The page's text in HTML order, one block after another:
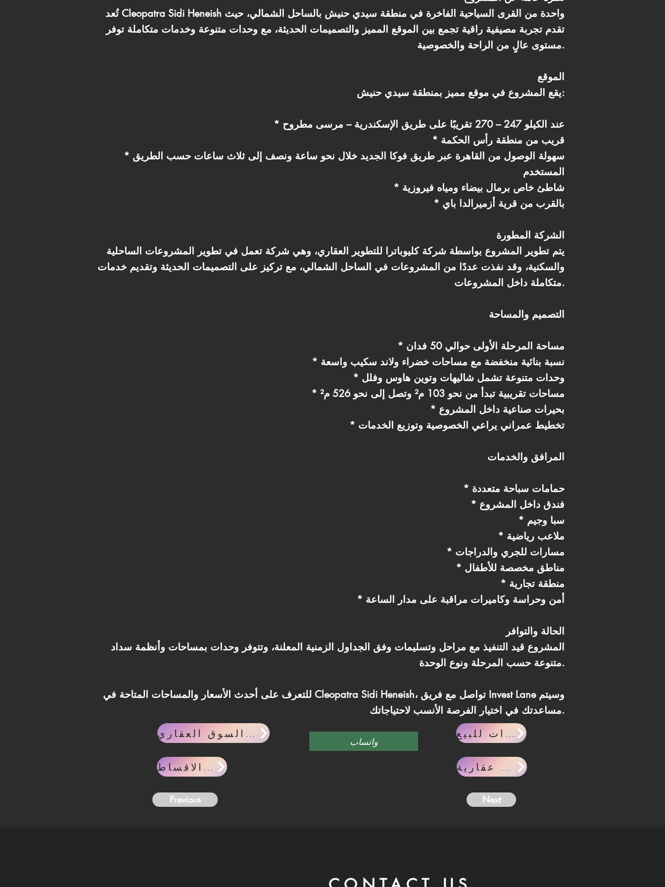
تُعد Cleopatra Sidi Heneish واحدة من القرى السياحية الفاخرة في منطقة سيدي حنيش بالساحل الشمالي، حيث
تقدم تجربة مصيفية راقية تجمع بين الموقع المميز والتصميمات الحديثة، مع وحدات متنوعة وخدمات متكاملة توفر
مستوى عالٍ من الراحة والخصوصية.
الموقع
يقع المشروع في موقع مميز بمنطقة سيدي حنيش:
* عند الكيلو 247 – 270 تقريبًا على طريق الإسكندرية – مرسى مطروح
* قريب من منطقة رأس الحكمة
* سهولة الوصول من القاهرة عبر طريق فوكا الجديد خلال نحو ساعة ونصف إلى ثلاث ساعات حسب الطريق
المستخدم
* شاطئ خاص برمال بيضاء ومياه فيروزية
* بالقرب من قرية أزميرالدا باي
الشركة المطورة
يتم تطوير المشروع بواسطة شركة كليوباترا للتطوير العقاري، وهي شركة تعمل في تطوير المشروعات الساحلية
والسكنية، وقد نفذت عددًا من المشروعات في الساحل الشمالي، مع تركيز على التصميمات الحديثة وتقديم خدمات
متكاملة داخل المشروعات.
التصميم والمساحة
* مساحة المرحلة الأولى حوالي 50 فدان
* نسبة بنائية منخفضة مع مساحات خضراء ولاند سكيب واسعة
* وحدات متنوعة تشمل شاليهات وتوين هاوس وفلل
* مساحات تقريبية تبدأ من نحو 103 م² وتصل إلى نحو 526 م²
* بحيرات صناعية داخل المشروع
* تخطيط عمراني يراعي الخصوصية وتوزيع الخدمات
المرافق والخدمات
* حمامات سباحة متعددة
* فندق داخل المشروع
* سبا وجيم
* ملاعب رياضية
* مسارات للجري والدراجات
* مناطق مخصصة للأطفال
* منطقة تجارية
* أمن وحراسة وكاميرات مراقبة على مدار الساعة
الحالة والتوافر
المشروع قيد التنفيذ مع مراحل وتسليمات وفق الجداول الزمنية المعلنة، وتتوفر وحدات بمساحات وأنظمة سداد
متنوعة حسب المرحلة ونوع الوحدة.
للتعرف على أحدث الأسعار والمساحات المتاحة في Cleopatra Sidi Heneish، تواصل مع فريق Invest Lane وسيتم
مساعدتك في اختيار الفرصة الأنسب لاحتياجاتك.
احدث اخبار السوق العقاري
واتساب
وحدات للبيع
حاسبه الاقساط مقالات عقارية
Previous Next